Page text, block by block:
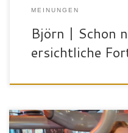
MEINUNGEN
Björn | Schon
ersichtliche